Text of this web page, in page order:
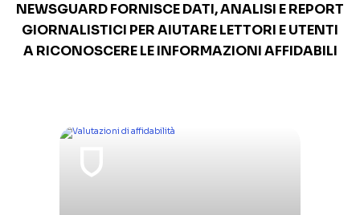
NEWSGUARD FORNISCE DATI, ANALISI E REPORT
GIORNALISTICI PER AIUTARE LETTORI E UTENTI
A RICONOSCERE LE INFORMAZIONI AFFIDABILI